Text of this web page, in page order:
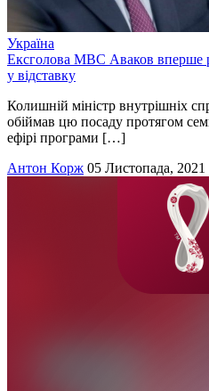
Україна
Ексголова МВС Аваков вперше
у відставку
Колишній міністр внутрішніх
обіймав цю посаду протягом
ефірі програми […]
Антон Корж 05 Листопада, 2021